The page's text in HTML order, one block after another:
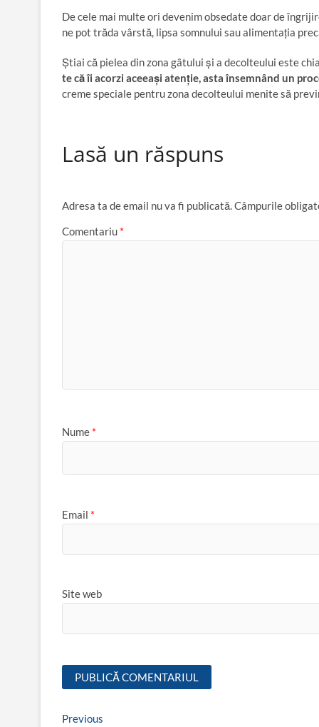
De cele mai multe ori devenim obsedate doar de
ne pot trăda vârstă, lipsa somnului sau alimentația
Știai că pielea din zona gâtului și a decolteului este
te că îi acorzi aceeași atenție, asta însemnând un
creme speciale pentru zona decolteului menite să
Lasă un răspuns
Adresa ta de email nu va fi publicată.Câmpurile
Comentariu *
Nume *
Email *
Site web
Navigare
Previous